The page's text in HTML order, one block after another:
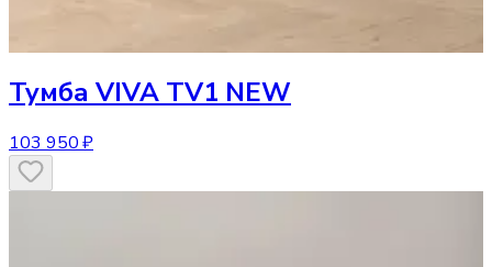
Тумба VIVA TV1 NEW
103 950 ₽